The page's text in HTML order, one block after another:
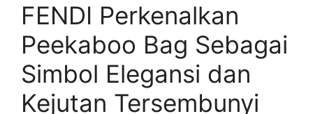
FENDI Perkenalkan
Peekaboo Bag Sebagai
Simbol Elegansi dan
Kejutan Tersembunyi